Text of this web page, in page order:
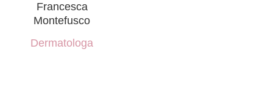
Francesca
Montefusco
Dermatologa